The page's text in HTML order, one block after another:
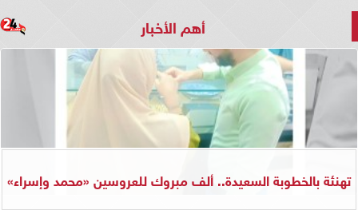
أهم الأخبار
تهنئة بالخطوبة السعيدة.. ألف مبروك للعروسين «محمد وإسراء»